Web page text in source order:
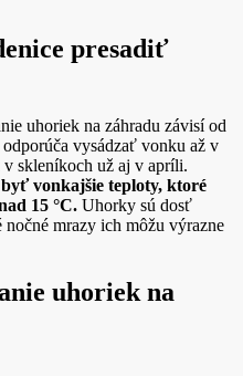
presadiť
uhoriek na záhradu závisí od
vysádzať vonku až v
skleníkoch už aj v apríli.
vonkajšie teploty, ktoré
15 °C. Uhorky sú dosť
mrazy ich môžu výrazne
uhoriek na